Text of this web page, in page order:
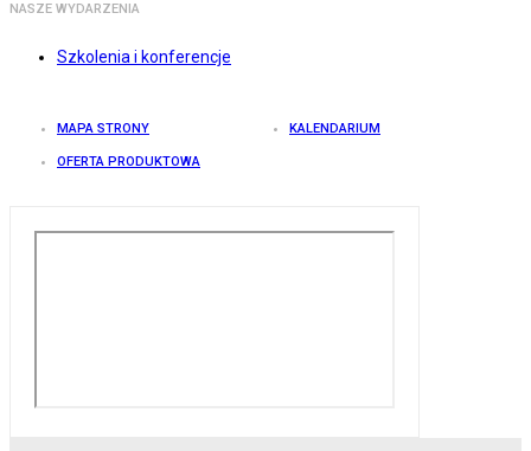
NASZE WYDARZENIA
Szkolenia i konferencje
MAPA STRONY KALENDARIUM
OFERTA PRODUKTOWA